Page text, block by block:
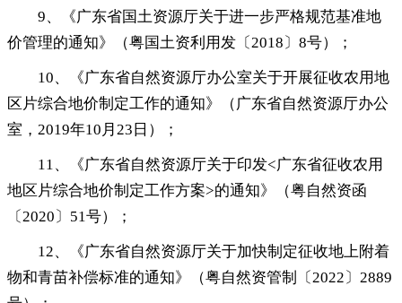
9、《广东省国土资源厅关于进一步严格规范基准地
价管理的通知》（粤国土资利用发〔2018〕8号）
；
10、《广东省自然资源厅办公室关于开展征收农用地
区片综合地价制定工作的通知》（广东省自然资源厅办公
室 ， 2019年10月23日）；
11、《广东省自然资源厅关于印发<广东省征收农用
地区片综合地价制定工作方案>的通知》（粤自然资函
〔2020〕51号）
；
12、《广东省自然资源厅关于加快制定征收地上附着
物和青苗补偿标准的通知》（粤自然资管制〔2022〕2889